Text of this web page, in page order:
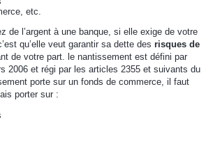
etc.
de l’argent à une banque, si elle exige de votre
qu’elle veut garantir sa dette des risques de
de votre part. le nantissement est défini par
2006 et régi par les articles 2355 et suivants du
porte sur un fonds de commerce, il faut
porter sur :